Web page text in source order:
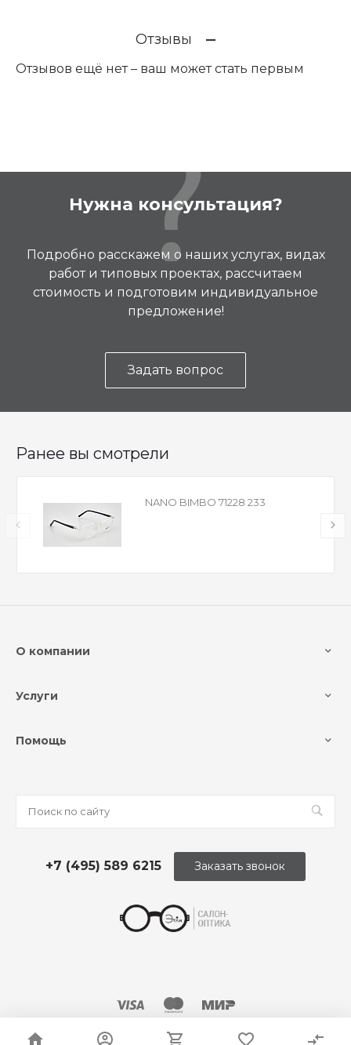
Отзывы
Отзывов ещё нет – ваш может стать первым
Нужна консультация?
Подробно расскажем о наших услугах, видах
работ и типовых проектах, рассчитаем
стоимость и подготовим индивидуальное
предложение!
Задать вопрос
Ранее вы смотрели
NANO BIMBO 71228 233
О компании
Услуги
Помощь
+7 (495) 589 6215 Заказать звонок